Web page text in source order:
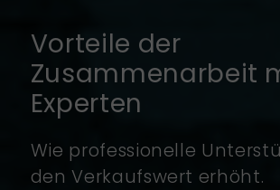
Vorteile der
Zusammenarbeit
Experten
Wie professionelle
den Verkaufswert erhöht.